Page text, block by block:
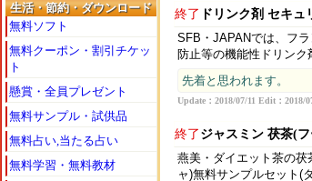
終了 ドリンク剤 セキ
SFB・JAPANでは、フ
防止等の機能性ドリンク
先着と思われます。
Update：2018/07/11 Edit：2018/
終了 ジャスミン 茯茶(
燕美・ダイエット茶の
ャ)無料サンプルセット(
生活・節約・ダウンロード
無料ソフト
無料クーポン・割引チケッ
ト
懸賞・全員プレゼント
無料サンプル・試供品
無料占い,当たる占い
無料学習・無料教材